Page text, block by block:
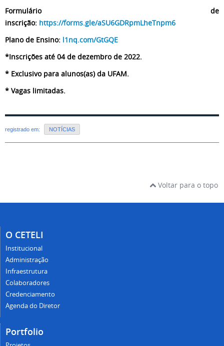
Formulário de
inscrição: https://forms.gle/aSU6GDRpmLheTnpm6
Plano de Ensino: l1nq.com/GtGQE
*Inscrições até 04 de dezembro de 2022.
* Exclusivo para alunos(as) da UFAM.
* Vagas limitadas.
registrado em: NOTÍCIAS
Voltar para o topo
O CETELI
Institucional
Administração
Infraestrutura
Colaboradores
Credenciamento
Agenda do Diretor
Portfolio